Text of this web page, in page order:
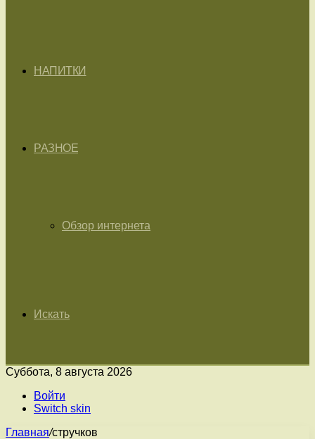
НАПИТКИ
РАЗНОЕ
Обзор интернета
Искать
Суббота, 8 августа 2026
Войти
Switch skin
Главная/стручков